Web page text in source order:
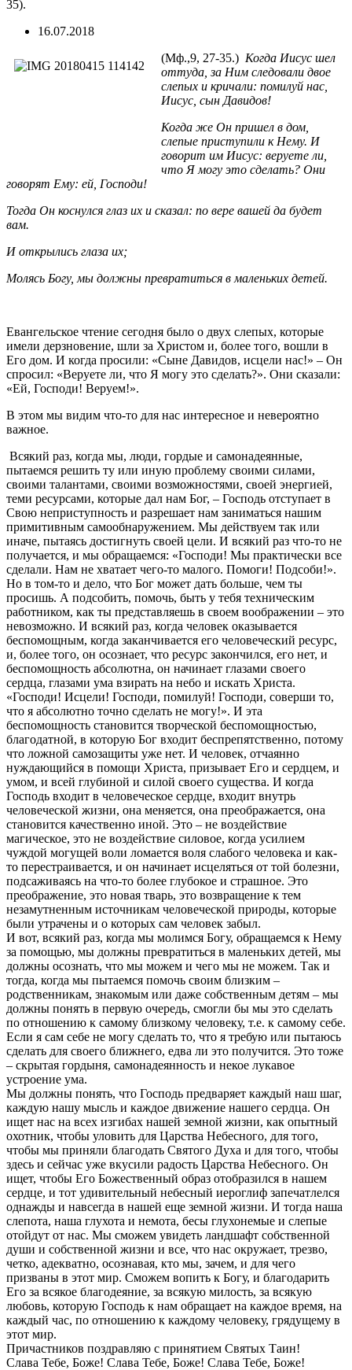
35).
16.07.2018
(Мф.,9, 27-35.) Когда Иисус шел
оттуда, за Ним следовали двое
слепых и кричали: помилуй нас,
Иисус, сын Давидов!
Когда же Он пришел в дом,
слепые приступили к Нему. И
говорит им Иисус: веруете ли,
что Я могу это сделать? Они
говорят Ему: ей, Господи!
Тогда Он коснулся глаз их и сказал: по вере вашей да будет
вам.
И открылись глаза их;
Молясь Богу, мы должны превратиться в маленьких детей.
Евангельское чтение сегодня было о двух слепых, которые
имели дерзновение, шли за Христом и, более того, вошли в
Его дом. И когда просили: «Сыне Давидов, исцели нас!» – Он
спросил: «Веруете ли, что Я могу это сделать?». Они сказали:
«Ей, Господи! Веруем!».
В этом мы видим что-то для нас интересное и невероятно
важное.
Всякий раз, когда мы, люди, гордые и самонадеянные,
пытаемся решить ту или иную проблему своими силами,
своими талантами, своими возможностями, своей энергией,
теми ресурсами, которые дал нам Бог, – Господь отступает в
Свою неприступность и разрешает нам заниматься нашим
примитивным самообнаружением. Мы действуем так или
иначе, пытаясь достигнуть своей цели. И всякий раз что-то не
получается, и мы обращаемся: «Господи! Мы практически все
сделали. Нам не хватает чего-то малого. Помоги! Подсоби!».
Но в том-то и дело, что Бог может дать больше, чем ты
просишь. А подсобить, помочь, быть у тебя техническим
работником, как ты представляешь в своем воображении – это
невозможно. И всякий раз, когда человек оказывается
беспомощным, когда заканчивается его человеческий ресурс,
и, более того, он осознает, что ресурс закончился, его нет, и
беспомощность абсолютна, он начинает глазами своего
сердца, глазами ума взирать на небо и искать Христа.
«Господи! Исцели! Господи, помилуй! Господи, соверши то,
что я абсолютно точно сделать не могу!». И эта
беспомощность становится творческой беспомощностью,
благодатной, в которую Бог входит беспрепятственно, потому
что ложной самозащиты уже нет. И человек, отчаянно
нуждающийся в помощи Христа, призывает Его и сердцем, и
умом, и всей глубиной и силой своего существа. И когда
Господь входит в человеческое сердце, входит внутрь
человеческой жизни, она меняется, она преображается, она
становится качественно иной. Это – не воздействие
магическое, это не воздействие силовое, когда усилием
чуждой могущей воли ломается воля слабого человека и как-
то перестраивается, и он начинает исцеляться от той болезни,
подсаживаясь на что-то более глубокое и страшное. Это
преображение, это новая тварь, это возвращение к тем
незамутненным источникам человеческой природы, которые
были утрачены и о которых сам человек забыл.
И вот, всякий раз, когда мы молимся Богу, обращаемся к Нему
за помощью, мы должны превратиться в маленьких детей, мы
должны осознать, что мы можем и чего мы не можем. Так и
тогда, когда мы пытаемся помочь своим близким –
родственникам, знакомым или даже собственным детям – мы
должны понять в первую очередь, смогли бы мы это сделать
по отношению к самому близкому человеку, т.е. к самому себе.
Если я сам себе не могу сделать то, что я требую или пытаюсь
сделать для своего ближнего, едва ли это получится. Это тоже
– скрытая гордыня, самонадеянность и некое лукавое
устроение ума.
Мы должны понять, что Господь предваряет каждый наш шаг,
каждую нашу мысль и каждое движение нашего сердца. Он
ищет нас на всех изгибах нашей земной жизни, как опытный
охотник, чтобы уловить для Царства Небесного, для того,
чтобы мы приняли благодать Святого Духа и для того, чтобы
здесь и сейчас уже вкусили радость Царства Небесного. Он
ищет, чтобы Его Божественный образ отобразился в нашем
сердце, и тот удивительный небесный иероглиф запечатлелся
однажды и навсегда в нашей еще земной жизни. И тогда наша
слепота, наша глухота и немота, бесы глухонемые и слепые
отойдут от нас. Мы сможем увидеть ландшафт собственной
души и собственной жизни и все, что нас окружает, трезво,
четко, адекватно, осознавая, кто мы, зачем, и для чего
призваны в этот мир. Сможем вопить к Богу, и благодарить
Его за всякое благодеяние, за всякую милость, за всякую
любовь, которую Господь к нам обращает на каждое время, на
каждый час, по отношению к каждому человеку, грядущему в
этот мир.
Причастников поздравляю с принятием Святых Таин!
Слава Тебе, Боже! Слава Тебе, Боже! Слава Тебе, Боже!